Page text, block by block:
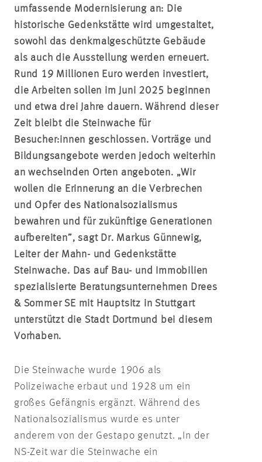
umfassende Modernisierung an: Die
historische Gedenkstätte wird umgestaltet,
sowohl das denkmalgeschützte Gebäude
als auch die Ausstellung werden erneuert.
Rund 19 Millionen Euro werden investiert,
die Arbeiten sollen im Juni 2025 beginnen
und etwa drei Jahre dauern. Während dieser
Zeit bleibt die Steinwache für
Besucher:innen geschlossen. Vorträge und
Bildungsangebote werden jedoch weiterhin
an wechselnden Orten angeboten. „Wir
wollen die Erinnerung an die Verbrechen
und Opfer des Nationalsozialismus
bewahren und für zukünftige Generationen
aufbereiten”, sagt Dr. Markus Günnewig,
Leiter der Mahn- und Gedenkstätte
Steinwache. Das auf Bau- und Immobilien
spezialisierte Beratungsunternehmen Drees
& Sommer SE mit Hauptsitz in Stuttgart
unterstützt die Stadt Dortmund bei diesem
Vorhaben.
Die Steinwache wurde 1906 als
Polizeiwache erbaut und 1928 um ein
großes Gefängnis ergänzt. Während des
Nationalsozialismus wurde es unter
anderem von der Gestapo genutzt. „In der
NS-Zeit war die Steinwache ein